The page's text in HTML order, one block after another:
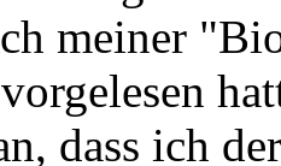
meiner
dass ich